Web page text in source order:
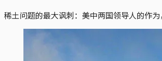
稀土问题的最大讽刺：美中两国领导人的作